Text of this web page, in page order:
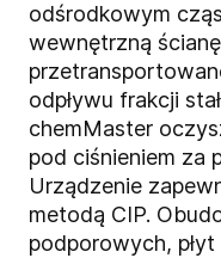
odśrodkowym
wewnętrzną
odpływu frakcji
chemMaster
pod ciśnieniem za
Urządzenie
metodą CIP.
podporowych,